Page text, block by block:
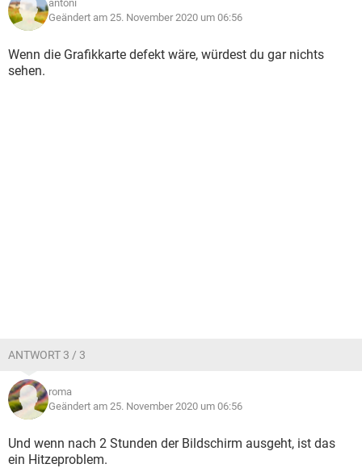
antoni
Geändert am 25. November 2020 um 06:56
Wenn die Grafikkarte defekt wäre, würdest du gar nichts
sehen.
ANTWORT 3 / 3
roma
Geändert am 25. November 2020 um 06:56
Und wenn nach 2 Stunden der Bildschirm ausgeht, ist das
ein Hitzeproblem.